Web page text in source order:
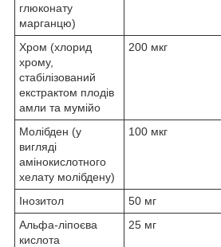
глюконату
марганцю)
Хром (хлорид
хрому,
стабілізований
екстрактом плодів
амли та мумійо
200 мкг
Молібден (у
вигляді
амінокислотного
хелату молібдену)
100 мкг
Інозитол 50 мг
Альфа-ліпоєва
кислота
25 мг